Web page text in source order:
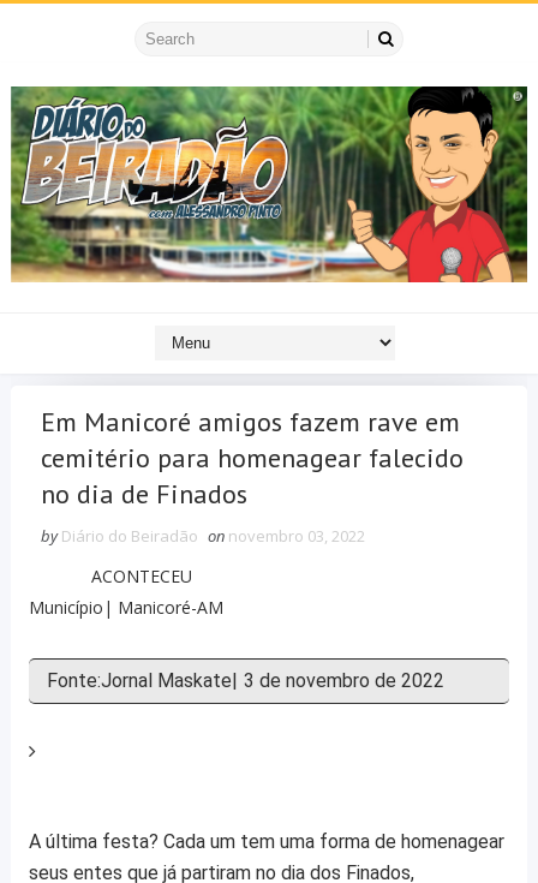
Em Manicoré amigos fazem rave em
cemitério para homenagear falecido
no dia de Finados
by Diário do Beiradão on novembro 03, 2022
ACONTECEU
Município| Manicoré-AM
Fonte:Jornal Maskate| 3 de novembro de 2022
w
L
A última festa? Cada um tem uma forma de homenagear
seus entes que já partiram no dia dos Finados,